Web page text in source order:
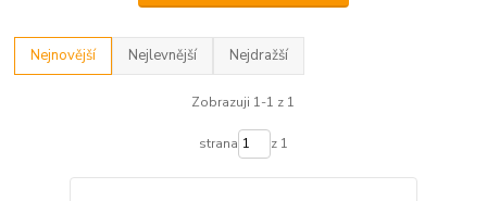
Nejnovější Nejlevnější Nejdražší
Zobrazuji 1-1 z 1
strana z 1